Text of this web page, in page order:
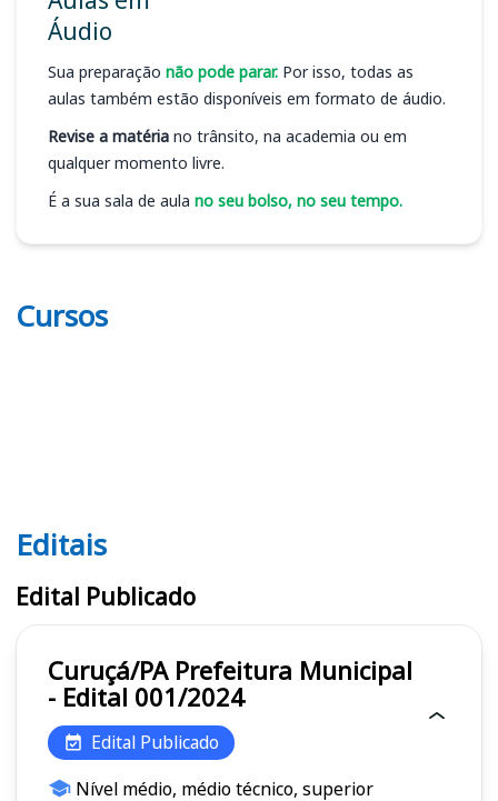
Áudio
Sua preparação não pode parar. Por isso, todas as
aulas também estão disponíveis em formato de áudio.
Revise a matéria no trânsito, na academia ou em
qualquer momento livre.
É a sua sala de aula no seu bolso, no seu tempo.
Cursos
Editais
Editais
Edital Publicado
Curuçá/PA Prefeitura Municipal
- Edital 001/2024
Edital Publicado
Nível médio, médio técnico, superior